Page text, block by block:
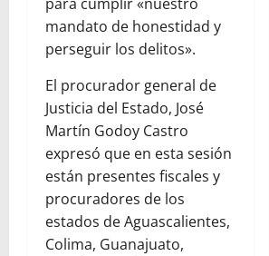
mandato de honestidad y
perseguir los delitos».
El procurador general de
Justicia del Estado, José
Martín Godoy Castro
expresó que en esta sesión
están presentes fiscales y
procuradores de los
estados de Aguascalientes,
Colima, Guanajuato,